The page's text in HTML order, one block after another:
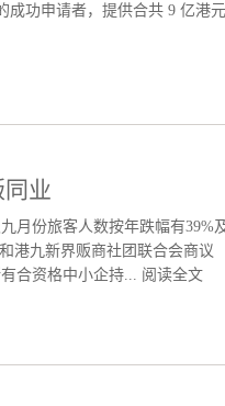
成功申请者，提供合共 9 亿港元
业
月份旅客人数按年跌幅有39%
港九新界贩商社团联合会商议
合资格中小企持... 阅读全文